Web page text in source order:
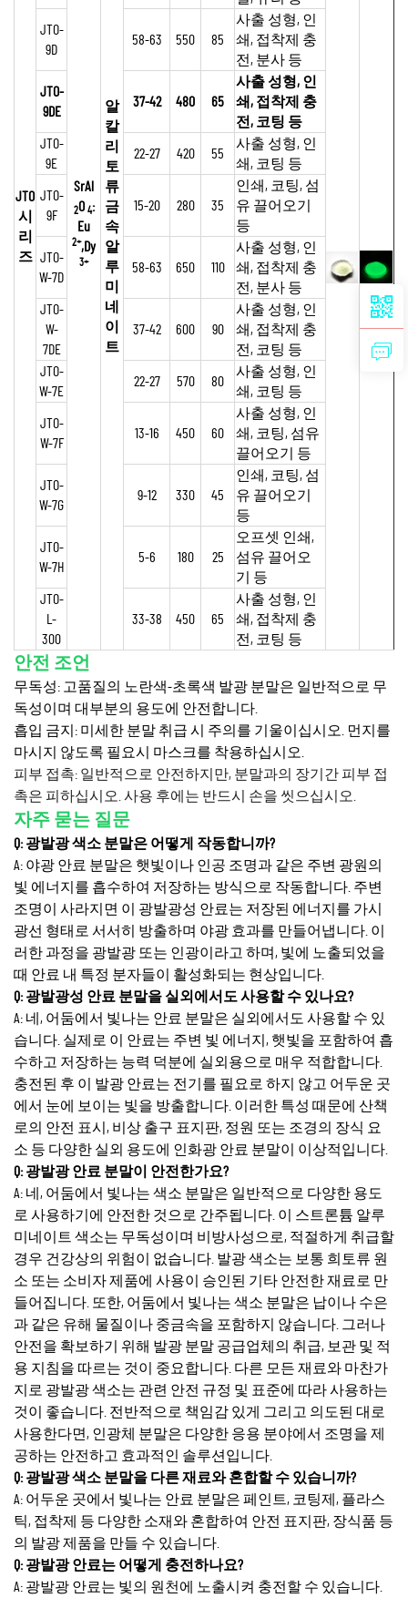
JTO
시
리
즈
SrAl
2O 4:
Eu
2+,Dy
3+
알
칼
리
토
류
금
속
알
루
미
네
이
트
JTO-
9D
58-63 550 85
사출 성형, 인
쇄, 접착제 충
전, 분사 등
JTO-
9DE
37-42 480 65
사출 성형, 인
쇄, 접착제 충
전, 코팅 등
JTO-
9E
22-27 420 55
사출 성형, 인
쇄, 코팅 등
JTO-
9F
15-20 280 35
인쇄, 코팅, 섬
유 끌어오기
등
JTO-
W-7D
58-63 650 110
사출 성형, 인
쇄, 접착제 충
전, 분사 등
JTO-
W-
7DE
37-42 600 90
사출 성형, 인
쇄, 접착제 충
전, 코팅 등
JTO-
W-7E
22-27 570 80
사출 성형, 인
쇄, 코팅 등
JTO-
W-7F
13-16 450 60
사출 성형, 인
쇄, 코팅, 섬유
끌어오기 등
JTO-
W-7G
9-12 330 45
인쇄, 코팅, 섬
유 끌어오기
등
JTO-
W-7H
5-6 180 25
오프셋 인쇄,
섬유 끌어오
기 등
JTO-
L-
300
33-38 450 65
사출 성형, 인
쇄, 접착제 충
전, 코팅 등
안전 조언
무독성: 고품질의 노란색-초록색 발광 분말은 일반적으로 무
독성이며 대부분의 용도에 안전합니다.
흡입 금지: 미세한 분말 취급 시 주의를 기울이십시오. 먼지를
마시지 않도록 필요시 마스크를 착용하십시오.
피부 접촉: 일반적으로 안전하지만, 분말과의 장기간 피부 접
촉은 피하십시오. 사용 후에는 반드시 손을 씻으십시오.
자주 묻는 질문
Q: 광발광 색소 분말은 어떻게 작동합니까?
A: 야광 안료 분말은 햇빛이나 인공 조명과 같은 주변 광원의
빛 에너지를 흡수하여 저장하는 방식으로 작동합니다. 주변
조명이 사라지면 이 광발광성 안료는 저장된 에너지를 가시
광선 형태로 서서히 방출하며 야광 효과를 만들어냅니다. 이
러한 과정을 광발광 또는 인광이라고 하며, 빛에 노출되었을
때 안료 내 특정 분자들이 활성화되는 현상입니다.
Q: 광발광성 안료 분말을 실외에서도 사용할 수 있나요?
A: 네, 어둠에서 빛나는 안료 분말은 실외에서도 사용할 수 있
습니다. 실제로 이 안료는 주변 빛 에너지, 햇빛을 포함하여 흡
수하고 저장하는 능력 덕분에 실외용으로 매우 적합합니다.
충전된 후 이 발광 안료는 전기를 필요로 하지 않고 어두운 곳
에서 눈에 보이는 빛을 방출합니다. 이러한 특성 때문에 산책
로의 안전 표시, 비상 출구 표지판, 정원 또는 조경의 장식 요
소 등 다양한 실외 용도에 인화광 안료 분말이 이상적입니다.
Q: 광발광 안료 분말이 안전한가요?
A: 네, 어둠에서 빛나는 색소 분말은 일반적으로 다양한 용도
로 사용하기에 안전한 것으로 간주됩니다. 이 스트론튬 알루
미네이트 색소는 무독성이며 비방사성으로, 적절하게 취급할
경우 건강상의 위험이 없습니다. 발광 색소는 보통 희토류 원
소 또는 소비자 제품에 사용이 승인된 기타 안전한 재료로 만
들어집니다. 또한, 어둠에서 빛나는 색소 분말은 납이나 수은
과 같은 유해 물질이나 중금속을 포함하지 않습니다. 그러나
안전을 확보하기 위해 발광 분말 공급업체의 취급, 보관 및 적
용 지침을 따르는 것이 중요합니다. 다른 모든 재료와 마찬가
지로 광발광 색소는 관련 안전 규정 및 표준에 따라 사용하는
것이 좋습니다. 전반적으로 책임감 있게 그리고 의도된 대로
사용한다면, 인광체 분말은 다양한 응용 분야에서 조명을 제
공하는 안전하고 효과적인 솔루션입니다.
Q: 광발광 색소 분말을 다른 재료와 혼합할 수 있습니까?
A: 어두운 곳에서 빛나는 안료 분말은 페인트, 코팅제, 플라스
틱, 접착제 등 다양한 소재와 혼합하여 안전 표지판, 장식품 등
의 발광 제품을 만들 수 있습니다.
Q: 광발광 안료는 어떻게 충전하나요?
A: 광발광 안료는 빛의 원천에 노출시켜 충전할 수 있습니다.